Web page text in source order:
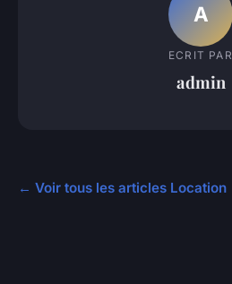
A
ECRIT PAR
admin
← Voir tous les articles Location